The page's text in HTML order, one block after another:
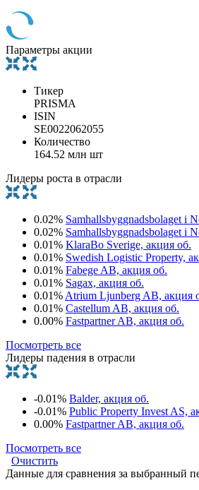
Параметры акции
Тикер
PRISMA
ISIN
SE0022062055
Количество
164.52 млн шт
Лидеры роста в отрасли
0.02% Samhallsbyggnadsbolaget i
0.02% Samhallsbyggnadsbolaget i
0.01% KlaraBo Sverige, акция об.
0.01% Swedish Logistic Property,
0.01% Fabege AB, акция об.
0.01% Sagax, акция об.
0.01% Atrium Ljunberg AB, акция
0.01% Castellum AB, акция об.
0.00% Fastpartner AB, акция об.
Посмотреть все
Лидеры падения в отрасли
-0.01% Balder, акция об.
-0.01% Public Property Invest AS,
0.00% Fastpartner AB, акция об.
Посмотреть все
Очистить
Данные для сравнения за выбранный